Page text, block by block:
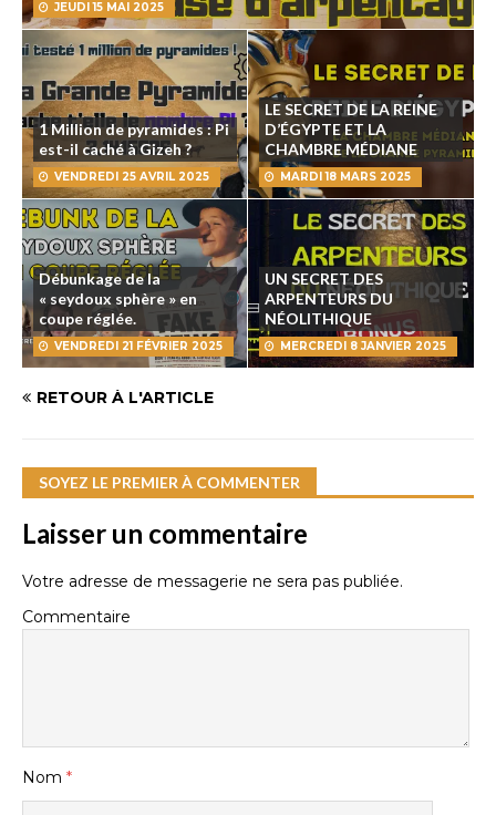
JEUDI 15 MAI 2025
1 Million de pyramides : Pi
est-il caché à Gizeh ?
VENDREDI 25 AVRIL 2025
LE SECRET DE LA REINE
D’ÉGYPTE ET LA
CHAMBRE MÉDIANE
MARDI 18 MARS 2025
Débunkage de la
« seydoux sphère » en
coupe réglée.
VENDREDI 21 FÉVRIER 2025
UN SECRET DES
ARPENTEURS DU
NÉOLITHIQUE
MERCREDI 8 JANVIER 2025
RETOUR À L'ARTICLE
SOYEZ LE PREMIER À COMMENTER
Laisser un commentaire
Votre adresse de messagerie ne sera pas publiée.
Commentaire
Nom *